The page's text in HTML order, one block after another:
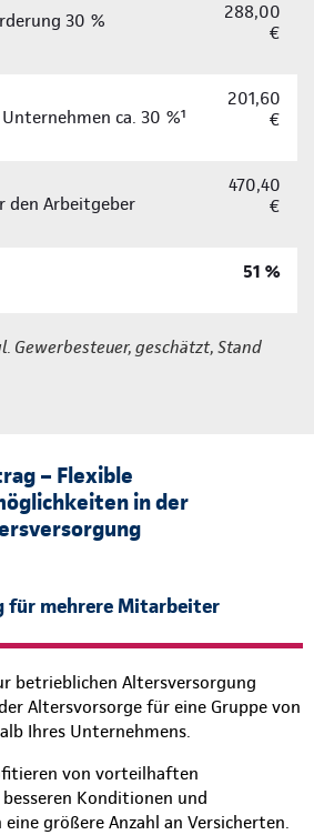
30 %
288,00
€
ca. 30 %¹
201,60
€
den Arbeitgeber
470,40
€
51 %
Gewerbesteuer, geschätzt, Stand
– Flexible
in der
für mehrere Mitarbeiter
betrieblichen Altersversorgung
Altersvorsorge für eine Gruppe von
Ihres Unternehmens.
von vorteilhaften
Konditionen und
größere Anzahl an Versicherten.